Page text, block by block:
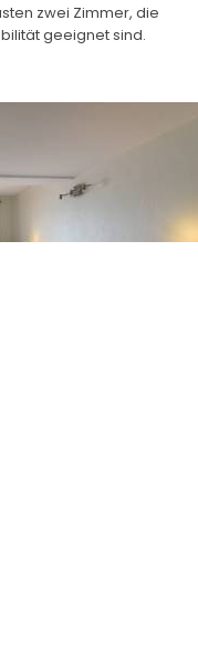
zwei Zimmer, die
geeignet sind.